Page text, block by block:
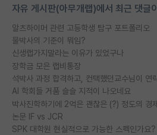
자유 게시판(아무개랩)에서 최근 댓글
알츠하이머 관련 고등학생 탐구 포트폴리오
물박사의 기준이 뭐임?
신생랩가지말라는 이유가 있었구나
장학금 모은 랩비통장
AI 학회들 거품 슬슬 지적이 나오네요
논문 IF vs JCR
SPK 대학원 현실적으로 가능한 스펙인가요?